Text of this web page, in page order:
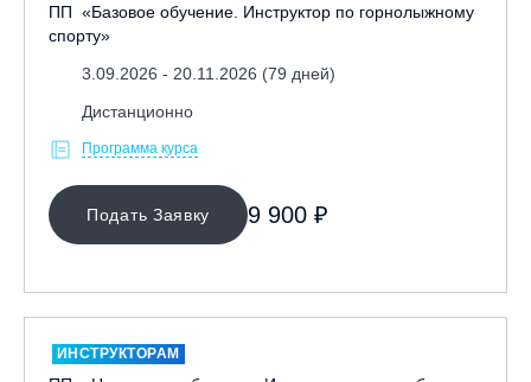
ПП «Базовое обучение. Инструктор по горнолыжному
спорту»
3.09.2026 - 20.11.2026 (79 дней)
Дистанционно
Программа курса
Подать Заявку 9 900 ₽
ИНСТРУКТОРАМ